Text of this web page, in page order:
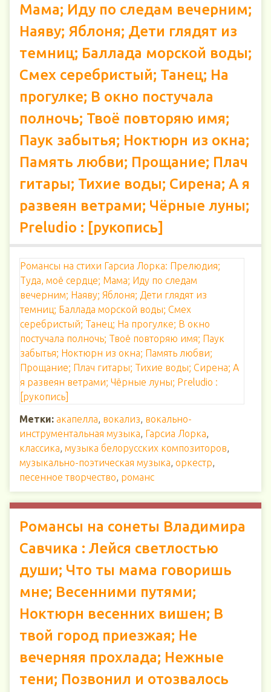
Мама; Иду по следам вечерним;
Наяву; Яблоня; Дети глядят из
темниц; Баллада морской воды;
Смех серебристый; Танец; На
прогулке; В окно постучала
полночь; Твоё повторяю имя;
Паук забытья; Ноктюрн из окна;
Память любви; Прощание; Плач
гитары; Тихие воды; Сирена; А я
развеян ветрами; Чёрные луны;
Preludio : [рукопись]
Романсы на стихи Гарсиа Лорка: Прелюдия;
Туда, моё сердце; Мама; Иду по следам
вечерним; Наяву; Яблоня; Дети глядят из
темниц; Баллада морской воды; Смех
серебристый; Танец; На прогулке; В окно
постучала полночь; Твоё повторяю имя; Паук
забытья; Ноктюрн из окна; Память любви;
Прощание; Плач гитары; Тихие воды; Сирена; А
я развеян ветрами; Чёрные луны; Preludio :
[рукопись]
Метки: акапелла, вокализ, вокально-
инструментальная музыка, Гарсиа Лорка,
классика, музыка белорусских композиторов,
музыкально-поэтическая музыка, оркестр,
песенное творчество, романс
Романсы на сонеты Владимира
Савчика : Лейся светлостью
души; Что ты мама говоришь
мне; Весенними путями;
Ноктюрн весенних вишен; В
твой город приезжая; Не
вечерняя прохлада; Нежные
тени; Позвонил и отозвалось